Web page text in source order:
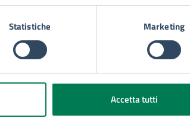
Statistiche Marketing
Accetta tutti